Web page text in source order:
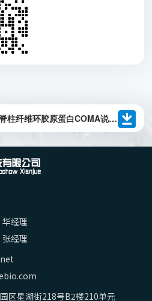
3 甲基丙烯酰化牛跟腱、羊脊柱纤维环胶原蛋白COMA说明书
经理
经理
区星湖街218号B2楼210单元